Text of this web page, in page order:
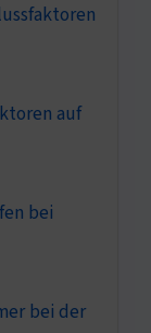
auf
bei
bei der